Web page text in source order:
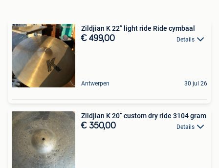
Zildjian K 22” light ride Ride cymbaal
€ 499,00 Details
Antwerpen 30 jul 26
Zildjian K 20” custom dry ride 3104 gram
€ 350,00 Details